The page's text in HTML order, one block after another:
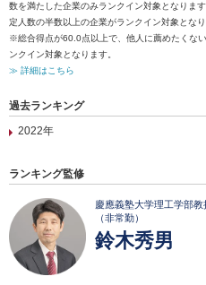
数を満たした企業のみランクイン対象となりま
定人数の半数以上の企業がランクイン対象となり
※総合得点が60.0点以上で、他人に薦めたくな
ンクイン対象となります。
≫ 詳細はこちら
過去ランキング
2022年
ランキング監修
慶應義塾大学理工学部
（非常勤）
鈴木秀男